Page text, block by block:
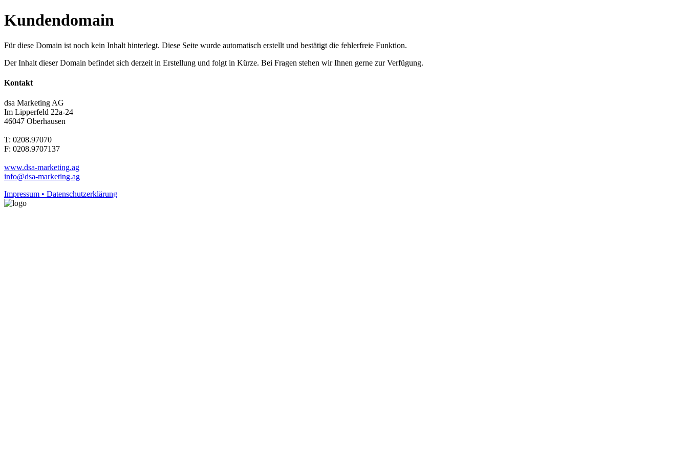
Kundendomain
Für diese Domain ist noch kein Inhalt hinterlegt. Diese Seite wurde automatisch erstellt und bestätigt die fehlerfreie Funktion.
Der Inhalt dieser Domain befindet sich derzeit in Erstellung und folgt in Kürze. Bei Fragen stehen wir Ihnen gerne zur Verfügung.
Kontakt
dsa Marketing AG
Im Lipperfeld 22a-24
46047 Oberhausen
T: 0208.97070
F: 0208.9707137
www.dsa-marketing.ag
info@dsa-marketing.ag
Impressum • Datenschutzerklärung